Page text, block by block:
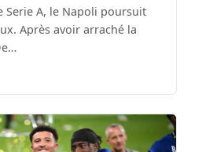
Serie A, le Napoli poursuit
Après avoir arraché la